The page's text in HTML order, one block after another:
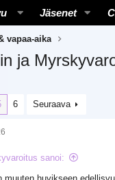
Jäsenet
vapaa-aika
ja
6 Seuraava
sanoi: